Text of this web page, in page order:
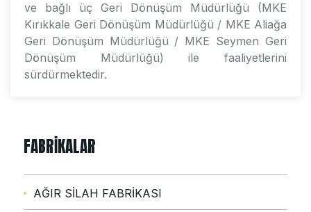
ve bağlı üç Geri Dönüşüm Müdürlüğü (MKE
Kırıkkale Geri Dönüşüm Müdürlüğü / MKE Aliağa
Geri Dönüşüm Müdürlüğü / MKE Seymen Geri
Dönüşüm Müdürlüğü) ile faaliyetlerini
sürdürmektedir.
FABRIKALAR
AĞIR SİLAH FABRİKASI